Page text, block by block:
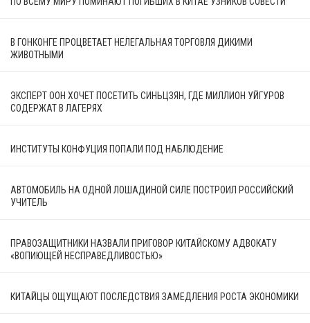
В ГОНКОНГЕ ПРОЦВЕТАЕТ НЕЛЕГАЛЬНАЯ ТОРГОВЛЯ ДИКИМИ
ЖИВОТНЫМИ
ЭКСПЕРТ ООН ХОЧЕТ ПОСЕТИТЬ СИНЬЦЗЯН, ГДЕ МИЛЛИОН УЙГУРОВ
СОДЕРЖАТ В ЛАГЕРЯХ
ИНСТИТУТЫ КОНФУЦИЯ ПОПАЛИ ПОД НАБЛЮДЕНИЕ
АВТОМОБИЛЬ НА ОДНОЙ ЛОШАДИНОЙ СИЛЕ ПОСТРОИЛ РОССИЙСКИЙ
УЧИТЕЛЬ
ПРАВОЗАЩИТНИКИ НАЗВАЛИ ПРИГОВОР КИТАЙСКОМУ АДВОКАТУ
«ВОПИЮЩЕЙ НЕСПРАВЕДЛИВОСТЬЮ»
КИТАЙЦЫ ОЩУЩАЮТ ПОСЛЕДСТВИЯ ЗАМЕДЛЕНИЯ РОСТА ЭКОНОМИКИ